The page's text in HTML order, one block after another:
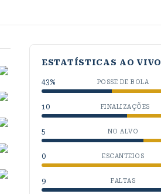
ESTATÍSTICAS AO VIVO
43% POSSE DE BOLA
10 FINALIZAÇÕES
5 NO ALVO
0 ESCANTEIOS
9 FALTAS